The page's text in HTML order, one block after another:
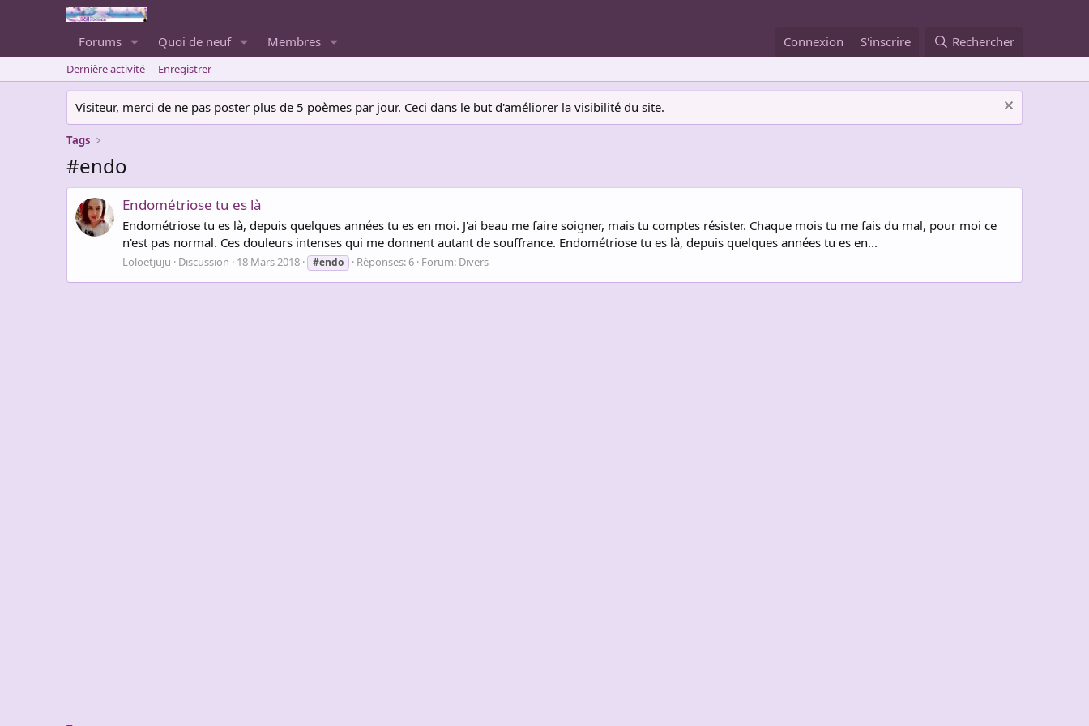
Forums Quoi de neuf Membres Connexion S'inscrire Rechercher
Dernière activité Enregistrer
Visiteur, merci de ne pas poster plus de 5 poèmes par jour. Ceci dans le but d'améliorer la visibilité du site.
Tags
#endo
Endométriose tu es là
Endométriose tu es là, depuis quelques années tu es en moi. J'ai beau me faire soigner, mais tu comptes résister. Chaque mois tu me fais du mal, pour moi ce
n'est pas normal. Ces douleurs intenses qui me donnent autant de souffrance. Endométriose tu es là, depuis quelques années tu es en...
Loloetjuju Discussion 18 Mars 2018 #endo Réponses: 6 Forum: Divers